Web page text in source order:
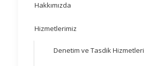
Hakkımızda
Hizmetlerimiz
Denetim ve Tasdik Hizmetleri